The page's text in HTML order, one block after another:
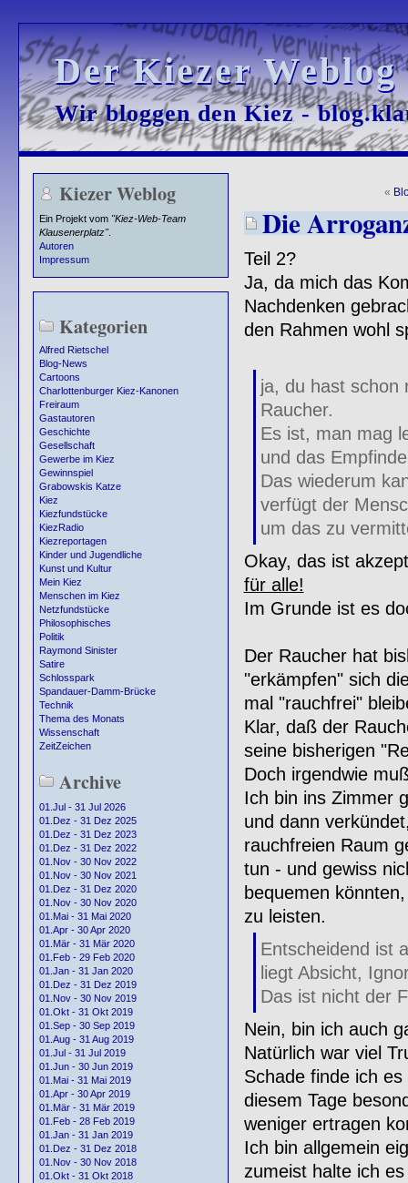
Der Kiezer
Der Kiezer
Wir bloggen den Kiez -
Wir bloggen den Kiez -
Kiezer Weblog
Ein Projekt vom "Kiez-Web-Team
Klausenerplatz".
Autoren
Impressum
Kategorien
Alfred Rietschel
Blog-News
Cartoons
Charlottenburger Kiez-Kanonen
Freiraum
Gastautoren
Geschichte
Gesellschaft
Gewerbe im Kiez
Gewinnspiel
Grabowskis Katze
Kiez
Kiezfundstücke
KiezRadio
Kiezreportagen
Kinder und Jugendliche
Kunst und Kultur
Mein Kiez
Menschen im Kiez
Netzfundstücke
Philosophisches
Politik
Raymond Sinister
Satire
Schlosspark
Spandauer-Damm-Brücke
Technik
Thema des Monats
Wissenschaft
ZeitZeichen
Archive
01.Jul - 31 Jul 2026
01.Dez - 31 Dez 2025
01.Dez - 31 Dez 2023
01.Dez - 31 Dez 2022
01.Nov - 30 Nov 2022
01.Nov - 30 Nov 2021
01.Dez - 31 Dez 2020
01.Nov - 30 Nov 2020
01.Mai - 31 Mai 2020
01.Apr - 30 Apr 2020
01.Mär - 31 Mär 2020
01.Feb - 29 Feb 2020
01.Jan - 31 Jan 2020
01.Dez - 31 Dez 2019
01.Nov - 30 Nov 2019
01.Okt - 31 Okt 2019
01.Sep - 30 Sep 2019
01.Aug - 31 Aug 2019
01.Jul - 31 Jul 2019
01.Jun - 30 Jun 2019
01.Mai - 31 Mai 2019
01.Apr - 30 Apr 2019
01.Mär - 31 Mär 2019
01.Feb - 28 Feb 2019
01.Jan - 31 Jan 2019
01.Dez - 31 Dez 2018
01.Nov - 30 Nov 2018
01.Okt - 31 Okt 2018
«
Die
Teil 2?
Ja, da mich das
Nachdenken
den Rahmen wohl
ja, du hast schon
Raucher.
Es ist, man mag
und das
Das wiederum
verfügt der
um das zu
Okay, das ist
für alle!
Im Grunde ist es
Der Raucher hat
"erkämpfen" sich
mal "rauchfrei"
Klar, daß der
seine bisherigen
Doch irgendwie
Ich bin ins Zimmer
und dann
rauchfreien Raum
tun - und gewiss
bequemen
zu leisten.
Entscheidend ist
liegt Absicht,
Das ist nicht der
Nein, bin ich auch
Natürlich war viel
Schade finde ich
diesem Tage
weniger ertragen
Ich bin allgemein
zumeist halte ich